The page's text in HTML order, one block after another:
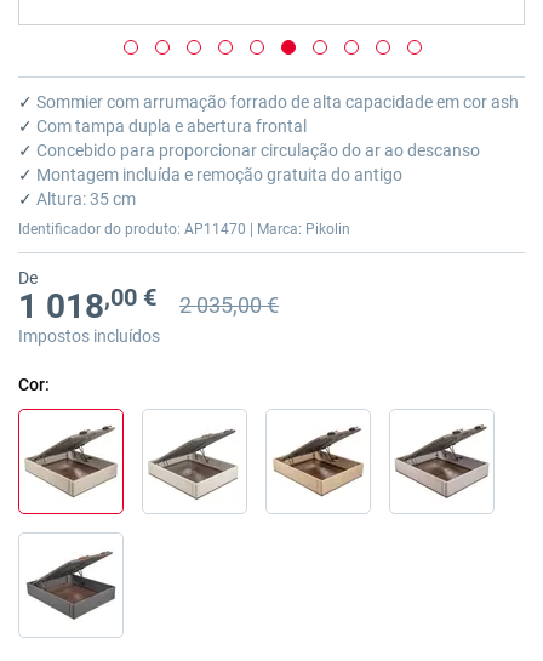
Saltar
para
o
início
da
Galeria
de
✓ Sommier com arrumação forrado de alta capacidade em cor ash
✓ Com tampa dupla e abertura frontal
✓ Concebido para proporcionar circulação do ar ao descanso
✓ Montagem incluída e remoção gratuita do antigo
✓ Altura: 35 cm
Identificador do produto: AP11470 | Marca: Pikolin
De
1 018,00 € Preço anterior
Preço anterior 2 035,00 €
2 035,00 €
Impostos incluídos
Cor